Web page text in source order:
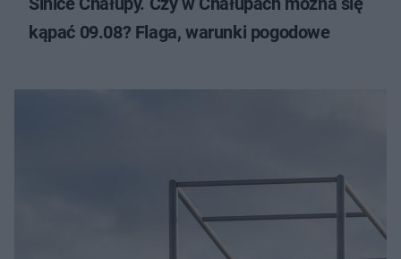
kąpać 09.08? Flaga, warunki pogodowe